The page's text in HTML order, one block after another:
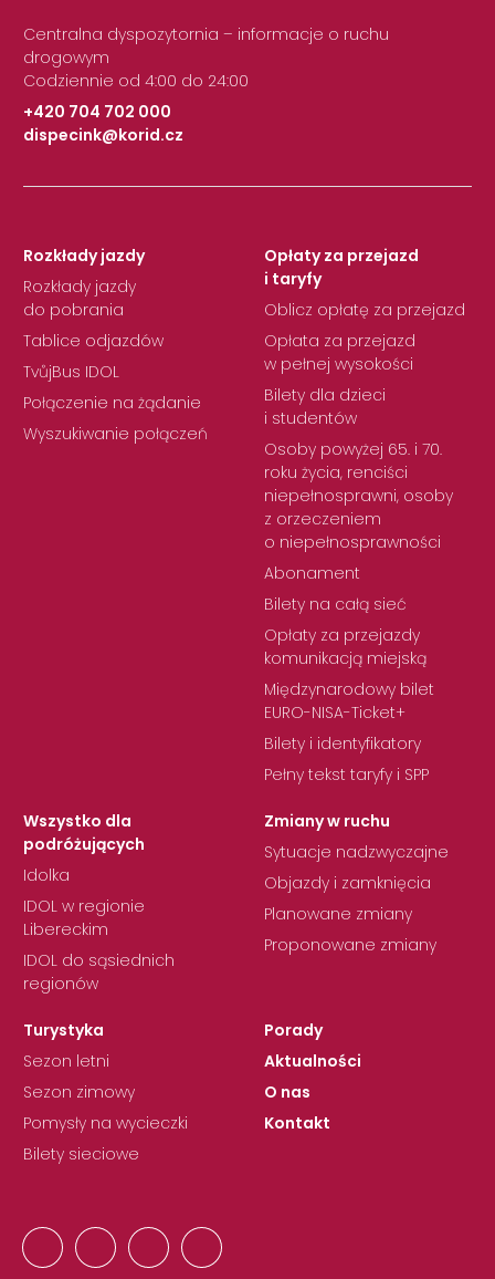
Centralna dyspozytornia – informacje o ruchu
drogowym
Codziennie od 4:00 do 24:00
+420 704 702 000
|
dispecink@korid.cz
Rozkłady jazdy
Rozkłady jazdy
do pobrania
Tablice odjazdów
TvůjBus IDOL
Połączenie na żądanie
Wyszukiwanie połączeń
Opłaty za przejazd
i taryfy
Oblicz opłatę za przejazd
Opłata za przejazd
w pełnej wysokości
Bilety dla dzieci
i studentów
Osoby powyżej 65. i 70.
roku życia, renciści
niepełnosprawni, osoby
z orzeczeniem
o niepełnosprawności
Abonament
Bilety na całą sieć
Opłaty za przejazdy
komunikacją miejską
Międzynarodowy bilet
EURO-NISA-Ticket+
Bilety i identyfikatory
Pełny tekst taryfy i SPP
Wszystko dla
podróżujących
Idolka
IDOL w regionie
Libereckim
IDOL do sąsiednich
regionów
Zmiany w ruchu
Sytuacje nadzwyczajne
Objazdy i zamknięcia
Planowane zmiany
Proponowane zmiany
Turystyka
Sezon letni
Sezon zimowy
Pomysły na wycieczki
Bilety sieciowe
Porady
Aktualności
O nas
Kontakt